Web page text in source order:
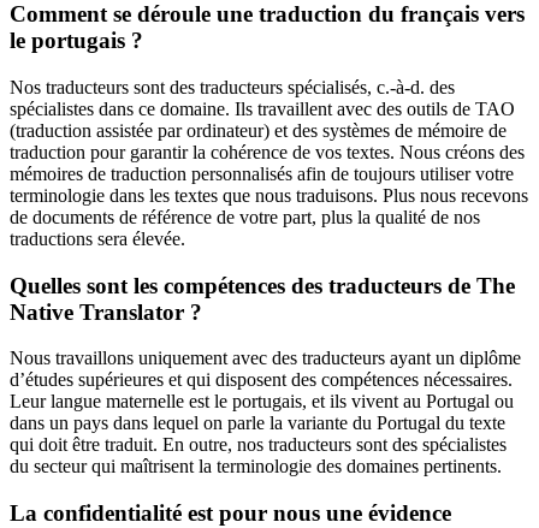
Comment se déroule une traduction du français vers
le portugais ?
Nos traducteurs sont des traducteurs spécialisés, c.-à-d. des
spécialistes dans ce domaine. Ils travaillent avec des outils de TAO
(traduction assistée par ordinateur) et des systèmes de mémoire de
traduction pour garantir la cohérence de vos textes. Nous créons des
mémoires de traduction personnalisés afin de toujours utiliser votre
terminologie dans les textes que nous traduisons. Plus nous recevons
de documents de référence de votre part, plus la qualité de nos
traductions sera élevée.
Quelles sont les compétences des traducteurs de The
Native Translator ?
Nous travaillons uniquement avec des traducteurs ayant un diplôme
d’études supérieures et qui disposent des compétences nécessaires.
Leur langue maternelle est le portugais, et ils vivent au Portugal ou
dans un pays dans lequel on parle la variante du Portugal du texte
qui doit être traduit. En outre, nos traducteurs sont des spécialistes
du secteur qui maîtrisent la terminologie des domaines pertinents.
La confidentialité est pour nous une évidence